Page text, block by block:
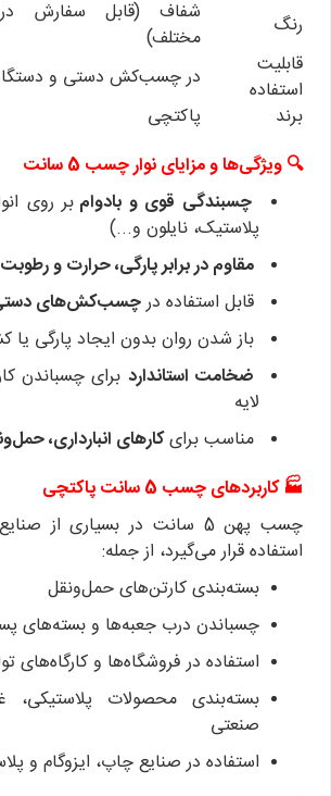
رنگ
شفاف (قابل سفارش
مختلف)
قابلیت
استفاده
در چسب‌کش دستی و
برند
پاکتچی
🔍 ویژگی‌ها و مزایای نوار چسب 5 سانت
چسبندگی قوی و بادوام بر روی
پلاستیک، نایلون و...)
مقاوم در برابر پارگی، حرارت و رطوبت
قابل استفاده درچسب‌کش‌های
باز شدن روان بدون ایجاد پارگی یا
ضخامت استاندارد
لایه
مناسب برایکارهای انبارداری،
🏭 کاربردهای چسب 5 سانت پاکتچی
چسب پهن 5 سانت در بسیاری از
استفاده قرار می‌گیرد، از جمله:
بسته‌بندی کارتن‌های حمل‌ونقل
چسباندن درب جعبه‌ها و بسته‌های
استفاده در فروشگاه‌ها و کارگاه‌های
بسته‌بندی محصولات پلاستیکی،
صنعتی
استفاده در صنایع چاپ، ایزوگام و